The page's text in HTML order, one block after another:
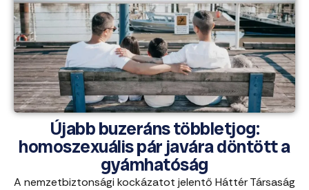
Újabb buzeráns többletjog:
homoszexuális pár javára döntött a
gyámhatóság
A nemzetbiztonsági kockázatot jelentő Háttér Társaság